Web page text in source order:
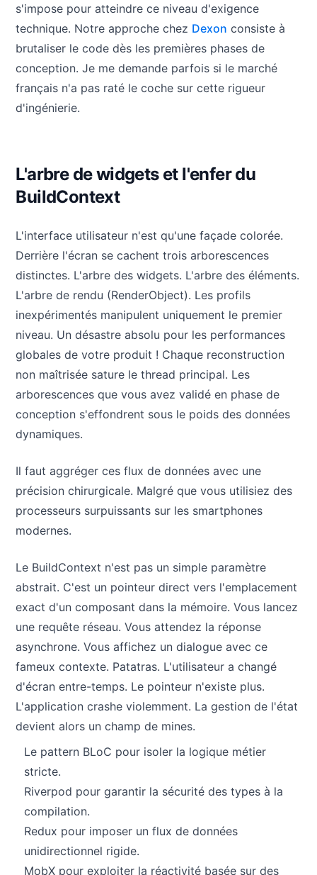
s'impose pour atteindre ce niveau d'exigence
technique. Notre approche chez Dexon consiste à
brutaliser le code dès les premières phases de
conception. Je me demande parfois si le marché
français n'a pas raté le coche sur cette rigueur
d'ingénierie.
L'arbre de widgets et l'enfer du
BuildContext
L'interface utilisateur n'est qu'une façade colorée.
Derrière l'écran se cachent trois arborescences
distinctes. L'arbre des widgets. L'arbre des éléments.
L'arbre de rendu (RenderObject). Les profils
inexpérimentés manipulent uniquement le premier
niveau. Un désastre absolu pour les performances
globales de votre produit ! Chaque reconstruction
non maîtrisée sature le thread principal. Les
arborescences que vous avez validé en phase de
conception s'effondrent sous le poids des données
dynamiques.
Il faut aggréger ces flux de données avec une
précision chirurgicale. Malgré que vous utilisiez des
processeurs surpuissants sur les smartphones
modernes.
Le BuildContext n'est pas un simple paramètre
abstrait. C'est un pointeur direct vers l'emplacement
exact d'un composant dans la mémoire. Vous lancez
une requête réseau. Vous attendez la réponse
asynchrone. Vous affichez un dialogue avec ce
fameux contexte. Patatras. L'utilisateur a changé
d'écran entre-temps. Le pointeur n'existe plus.
L'application crashe violemment. La gestion de l'état
devient alors un champ de mines.
Le pattern BLoC pour isoler la logique métier
stricte.
Riverpod pour garantir la sécurité des types à la
compilation.
Redux pour imposer un flux de données
unidirectionnel rigide.
MobX pour exploiter la réactivité basée sur des